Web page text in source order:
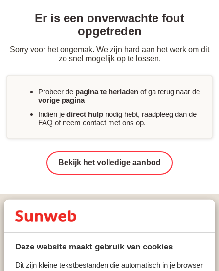
Deze website maakt gebruik van cookies
Dit zijn kleine tekstbestanden die automatisch in je browser
Er is een onverwachte fout
opgetreden
Sorry voor het ongemak. We zijn hard aan het werk om dit
zo snel mogelijk op te lossen.
Probeer de pagina te herladen of ga terug naar de
vorige pagina
Indien je direct hulp nodig hebt, raadpleeg dan de
FAQ of neem contact met ons op.
Bekijk het volledige aanbod
Vakanties Wintersport
Santa Cristina (Sankt Christina)